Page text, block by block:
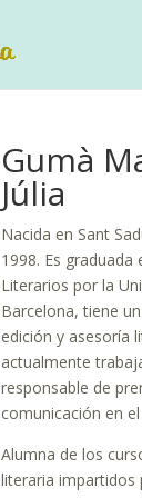
Gumà
Júlia
Nacida en Sant
1998. Es graduada
Literarios por la
Barcelona, tiene
edición y asesoría
actualmente
responsable de
comunicación en
Alumna de los
literaria impartidos